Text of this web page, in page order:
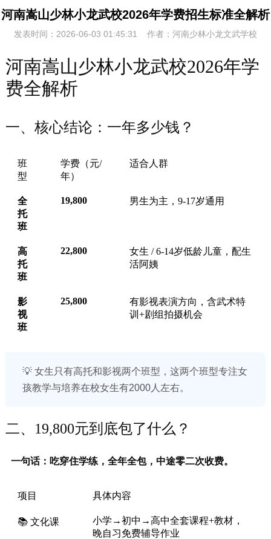
河南嵩山少林小龙武校2026年学费招生标准全解析
发表时间：2026-06-03 01:45:31 作者：河南少林小龙文武学校
河南嵩山少林小龙武校2026年学
费全解析
一、核心结论：一年多少钱？
班
型
学费（元/
年）
适合人群
全
托
班
19,800 男生为主，9-17岁通用
高
托
班
22,800
女生 / 6-14岁低龄儿童，配生
活阿姨
影
视
班
25,800
有影视表演方向，含武术特
训+剧组拍摄机会
💡 女生只有高托和影视两个班型，这两个班型专注女
孩教学与培养在校女生有2000人左右。
二、19,800元到底包了什么？
一句话：吃穿住学练，全年全包，中途零二次收费。
项目 具体内容
📚 文化课
小学→初中→高中全套课程+教材，
晚自习免费辅导作业